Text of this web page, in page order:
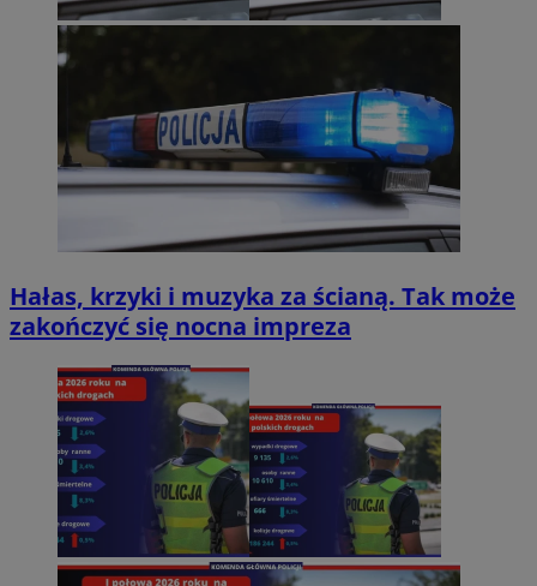
Hałas, krzyki i muzyka za ścianą. Tak może
zakończyć się nocna impreza